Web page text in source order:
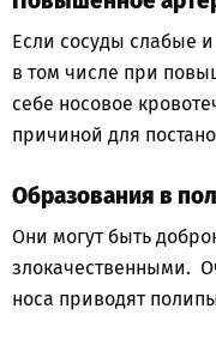
Если сосуды слабые
в том числе при
себе носовое
причиной для
Образования в
Они могут быть
злокачественными.
носа приводят